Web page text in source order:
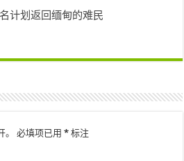
计划返回缅甸的难民
必填项已用* 标注